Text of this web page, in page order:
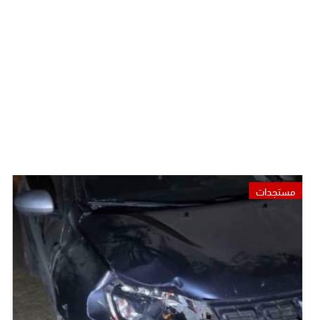
مستجدات